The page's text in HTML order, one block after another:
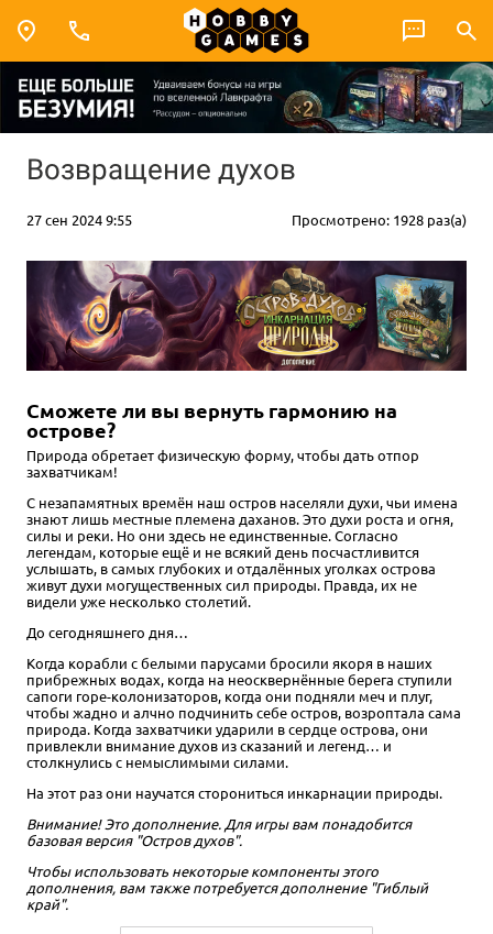
Возвращение духов
27 сен 2024 9:55 Просмотрено: 1928 раз(а)
Сможете ли вы вернуть гармонию на
острове?
Природа обретает физическую форму, чтобы дать отпор
захватчикам!
С незапамятных времён наш остров населяли духи, чьи имена
знают лишь местные племена даханов. Это духи роста и огня,
силы и реки. Но они здесь не единственные. Согласно
легендам, которые ещё и не всякий день посчастливится
услышать, в самых глубоких и отдалённых уголках острова
живут духи могущественных сил природы. Правда, их не
видели уже несколько столетий.
До сегодняшнего дня…
Когда корабли с белыми парусами бросили якоря в наших
прибрежных водах, когда на неосквернённые берега ступили
сапоги горе-колонизаторов, когда они подняли меч и плуг,
чтобы жадно и алчно подчинить себе остров, возроптала сама
природа. Когда захватчики ударили в сердце острова, они
привлекли внимание духов из сказаний и легенд… и
столкнулись с немыслимыми силами.
На этот раз они научатся сторониться инкарнации природы.
Внимание! Это дополнение. Для игры вам понадобится
базовая версия "Остров духов".
Чтобы использовать некоторые компоненты этого
дополнения, вам также потребуется дополнение "Гиблый
край".